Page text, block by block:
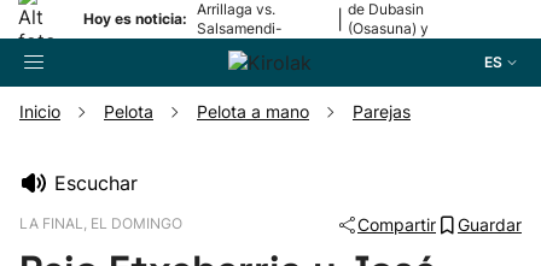
Hoy es noticia:
Arrillaga vs.
Salsamendi-
Bergara y Erasun
vs. Gaminde
de Dubasin
(Osasuna) y
ES
Inicio Pelota Pelota a mano Parejas
Escuchar
LA FINAL, EL DOMINGO Compartir Guardar